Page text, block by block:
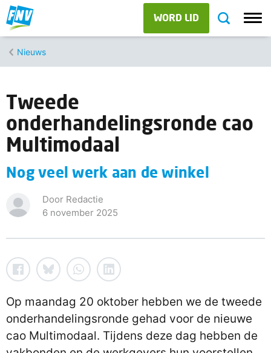
WORD LID
Nieuws
Tweede
onderhandelingsronde cao
Multimodaal
Nog veel werk aan de winkel
Door Redactie
6 november 2025
Op maandag 20 oktober hebben we de tweede
onderhandelingsronde gehad voor de nieuwe
cao Multimodaal. Tijdens deze dag hebben de